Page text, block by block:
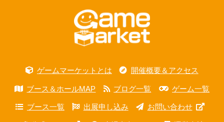
ゲームマーケットとは 開催概要＆アクセス
ブース＆ホールMAP ブログ一覧 ゲーム一覧
ブース一覧 出展申し込み お問い合わせ